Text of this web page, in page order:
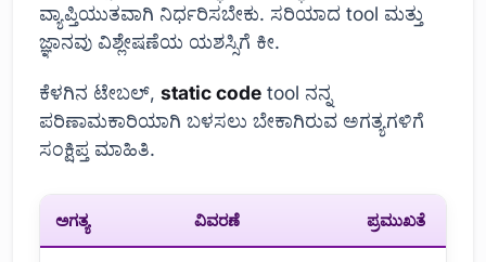
ವ್ಯಾಪ್ತಿಯುತವಾಗಿ ನಿರ್ಧರಿಸಬೇಕು. ಸರಿಯಾದ tool ಮತ್ತು
ಜ್ಞಾನವು ವಿಶ್ಲೇಷಣೆಯ ಯಶಸ್ಸಿಗೆ ಕೀ.
ಕೆಳಗಿನ ಟೇಬಲ್, static code tool ನನ್ನ
ಪರಿಣಾಮಕಾರಿಯಾಗಿ ಬಳಸಲು ಬೇಕಾಗಿರುವ ಅಗತ್ಯಗಳಿಗೆ
ಸಂಕ್ಷಿಪ್ತ ಮಾಹಿತಿ.
ಅಗತ್ಯ ವಿವರಣೆ ಪ್ರಮುಖತೆ